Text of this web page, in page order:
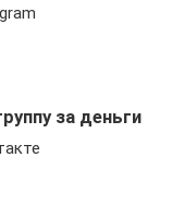
за деньги